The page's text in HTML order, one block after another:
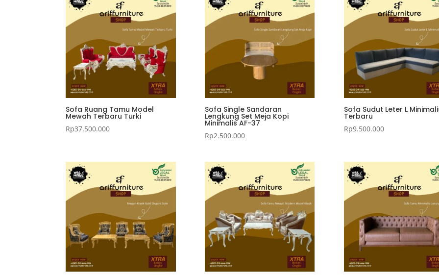
Sofa Ruang Tamu Model
Mewah Terbaru Turki
Rp37.500.000
Sofa Single Sandaran
Lengkung Set Meja Kopi
Minimalis AF-37
Rp2.500.000
Sofa Sudut Leter L
Terbaru
Rp9.500.000